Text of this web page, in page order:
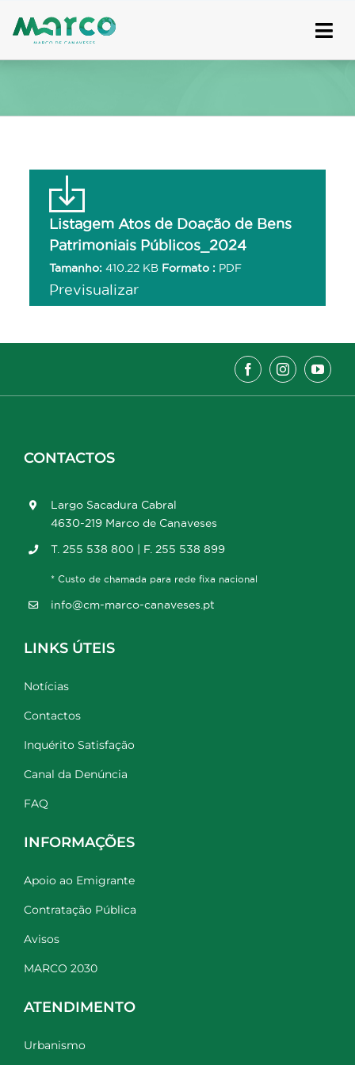
to
Listagem Atos de Doação de Bens
Patrimoniais Públicos_2024
Tamanho: 410.22 KB Formato : PDF
Previsualizar
CONTACTOS
Largo Sacadura Cabral
4630-219 Marco de Canaveses
T. 255 538 800 | F. 255 538 899
* Custo de chamada para rede fixa nacional
info@cm-marco-canaveses.pt
LINKS ÚTEIS
Notícias
Contactos
Inquérito Satisfação
Canal da Denúncia
FAQ
INFORMAÇÕES
Apoio ao Emigrante
Contratação Pública
Avisos
MARCO 2030
ATENDIMENTO
Urbanismo